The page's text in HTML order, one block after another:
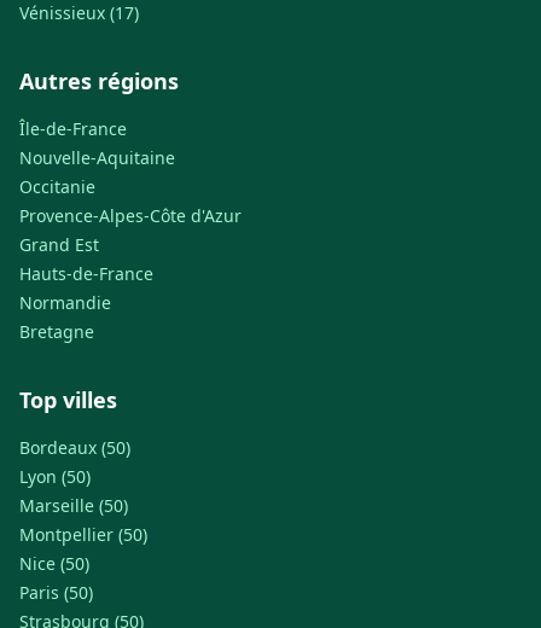
Vénissieux (17)
Autres régions
Île-de-France
Nouvelle-Aquitaine
Occitanie
Provence-Alpes-Côte d'Azur
Grand Est
Hauts-de-France
Normandie
Bretagne
Top villes
Bordeaux (50)
Lyon (50)
Marseille (50)
Montpellier (50)
Nice (50)
Paris (50)
Strasbourg (50)